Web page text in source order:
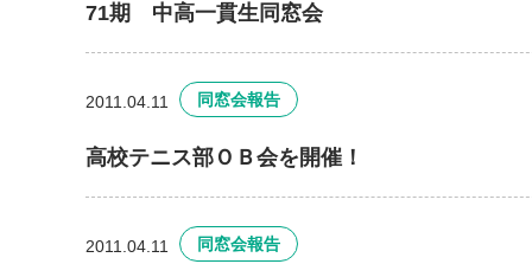
71期 中高一貫生同窓会
2011.04.11 同窓会報告
高校テニス部ＯＢ会を開催！
2011.04.11 同窓会報告